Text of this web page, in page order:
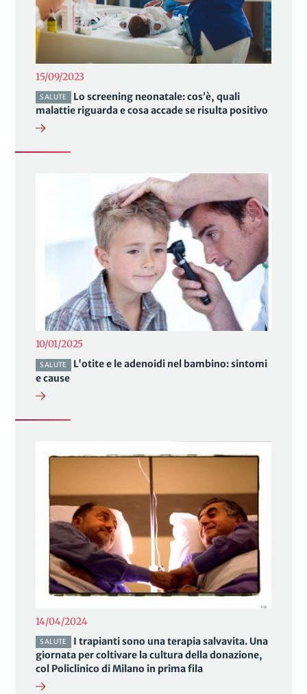
15/09/2023
SALUTE
Lo screening neonatale: cos’è, quali
malattie riguarda e cosa accade se risulta positivo
10/01/2025
SALUTE
L'otite e le adenoidi nel bambino: sintomi
e cause
14/04/2024
SALUTE
I trapianti sono una terapia salvavita. Una
giornata per coltivare la cultura della donazione,
col Policlinico di Milano in prima fila